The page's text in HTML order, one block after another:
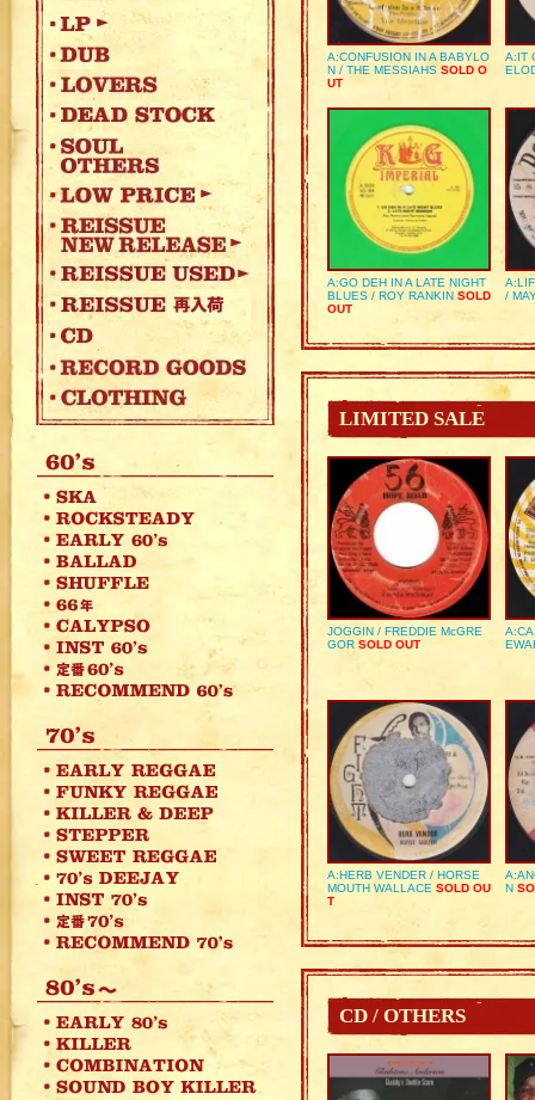
A:CONFUSION IN A BABYLO
N / THE MESSIAHS SOLD O
UT
A:IT
A:GO DEH IN A LATE NIGHT
BLUES / ROY RANKIN SOLD
OUT
/
LIMITED SALE
JOGGIN / FREDDIE McGRE
GOR SOLD OUT
A:HERB VENDER / HORSE
MOUTH WALLACE SOLD OU
T
N
CD / OTHERS